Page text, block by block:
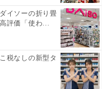
イソーの折り畳
評価「使わ...
税なしの新型タ